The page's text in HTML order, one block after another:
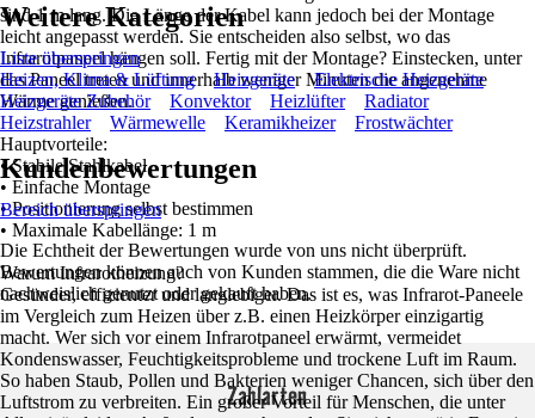
sind 1 m lang. Die Länge der Kabel kann jedoch bei der Montage
leicht angepasst werden. Sie entscheiden also selbst, wo das
Infrarotpaneel hängen soll. Fertig mit der Montage? Einstecken, unter
das Paneel treten und innerhalb weniger Minuten die angenehme
Wärme genießen.
Hauptvorteile:
• Stabile Stahlkabel
• Einfache Montage
• Positionierung selbst bestimmen
• Maximale Kabellänge: 1 m
Warum Infrarotheizung?
Gesünder, effizienter und langlebiger. Das ist es, was Infrarot-Paneele
im Vergleich zum Heizen über z.B. einen Heizkörper einzigartig
macht. Wer sich vor einem Infrarotpaneel erwärmt, vermeidet
Kondenswasser, Feuchtigkeitsprobleme und trockene Luft im Raum.
So haben Staub, Pollen und Bakterien weniger Chancen, sich über den
Luftstrom zu verbreiten. Ein großer Vorteil für Menschen, die unter
Weitere Kategorien
Liste überspringen
Heizen, Klima & Lüftung
Heizgeräte
Elektrische Heizgeräte
Heizgeräte Zubehör
Konvektor Heizlüfter
Radiator
Heizstrahler
Wärmewelle Keramikheizer Frostwächter
Kundenbewertungen
Bereich überspringen
Die Echtheit der Bewertungen wurde von uns nicht überprüft.
Bewertungen können auch von Kunden stammen, die die Ware nicht
nachweislich genutzt oder gekauft haben.
Zahlarten